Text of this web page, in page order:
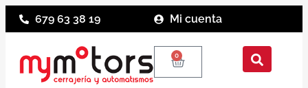
679 63 38 19 Mi cuenta
0